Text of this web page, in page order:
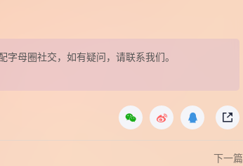
母圈社交，如有疑问，请联系我们。
下一篇